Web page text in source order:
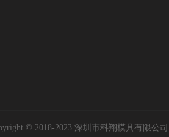
© 2018-2023 深圳市科翔模具有限公